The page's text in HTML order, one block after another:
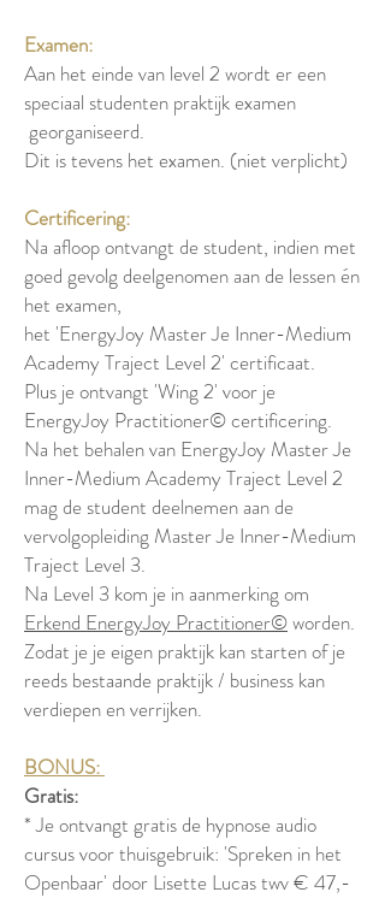
Examen:
Aan het einde van level 2 wordt er een
speciaal studenten praktijk examen
georganiseerd.
Dit is tevens het examen. (niet verplicht)
Certificering:
Na afloop ontvangt de student, indien met
goed gevolg deelgenomen aan de lessen én
het examen,
het 'EnergyJoy Master Je Inner-Medium
Academy Traject Level 2' certificaat.
Plus je ontvangt 'Wing 2' voor je
EnergyJoy Practitioner© certificering.
Na het behalen van EnergyJoy Master Je
Inner-Medium Academy Traject Level 2
mag de student deelnemen aan de
vervolgopleiding Master Je Inner-Medium
Traject Level 3.
Na Level 3 kom je in aanmerking om
Erkend EnergyJoy Practitioner©worden.
Zodat je je eigen praktijk kan starten of je
reeds bestaande praktijk / business kan
verdiepen en verrijken.
BONUS:
Gratis:
* Je ontvangt gratis de hypnose audio
cursus voor thuisgebruik: 'Spreken in het
Openbaar' door Lisette Lucas twv € 47,-